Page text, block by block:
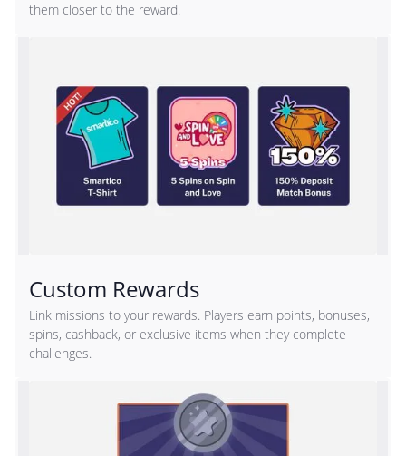
them closer to the reward.
Custom Rewards
Link missions to your rewards. Players earn points, bonuses,
spins, cashback, or exclusive items when they complete
challenges.